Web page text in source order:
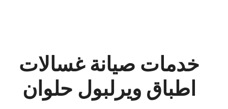
خدمات صيانة غسالات
اطباق ويرلبول حلوان